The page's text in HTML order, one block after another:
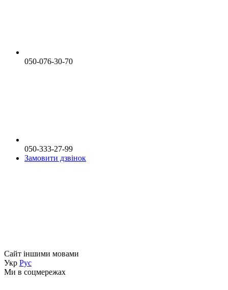
050-076-30-70
050-333-27-99
Замовити дзвінок
Сайт іншими мовами
Укр Рус
Ми в соцмережах